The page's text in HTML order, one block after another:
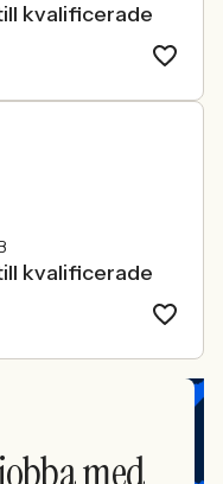
kvalificerade
kvalificerade
med